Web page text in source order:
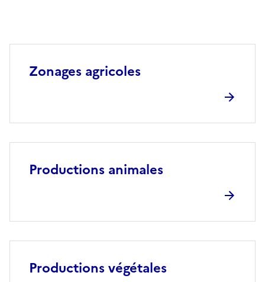
Zonages agricoles
Productions animales
Productions végétales